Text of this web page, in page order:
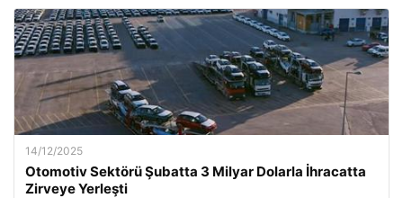
14/12/2025
Otomotiv Sektörü Şubatta 3 Milyar Dolarla İhracatta
Zirveye Yerleşti